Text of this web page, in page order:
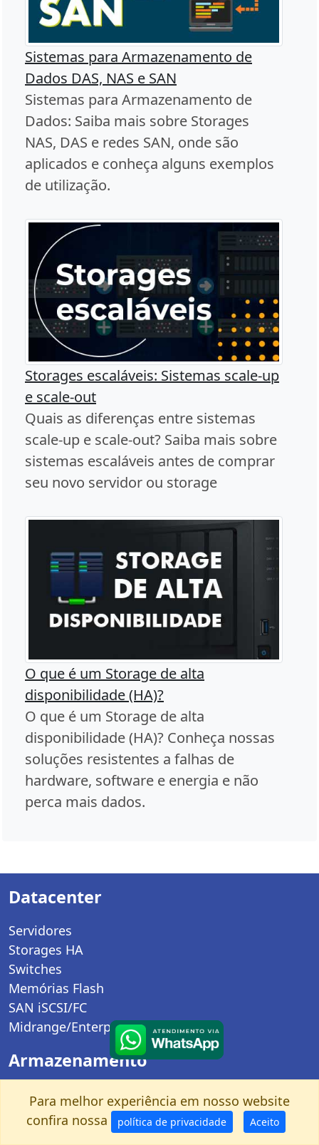
Sistemas para Armazenamento de
Dados DAS, NAS e SAN
Sistemas para Armazenamento de
Dados: Saiba mais sobre Storages
NAS, DAS e redes SAN, onde são
aplicados e conheça alguns exemplos
de utilização.
Storages escaláveis: Sistemas scale-up
e scale-out
Quais as diferenças entre sistemas
scale-up e scale-out? Saiba mais sobre
sistemas escaláveis antes de comprar
seu novo servidor ou storage
O que é um Storage de alta
disponibilidade (HA)?
O que é um Storage de alta
disponibilidade (HA)? Conheça nossas
soluções resistentes a falhas de
hardware, software e energia e não
perca mais dados.
Datacenter
Servidores
Storages HA
Switches
Memórias Flash
SAN iSCSI/FC
Midrange/Enterprise
Armazenamento
Storage
HD para rede
Personal Storage
Para melhor experiência em nosso website
confira nossa
política de privacidade Aceito